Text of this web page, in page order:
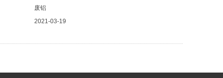
废铝
2021-03-19